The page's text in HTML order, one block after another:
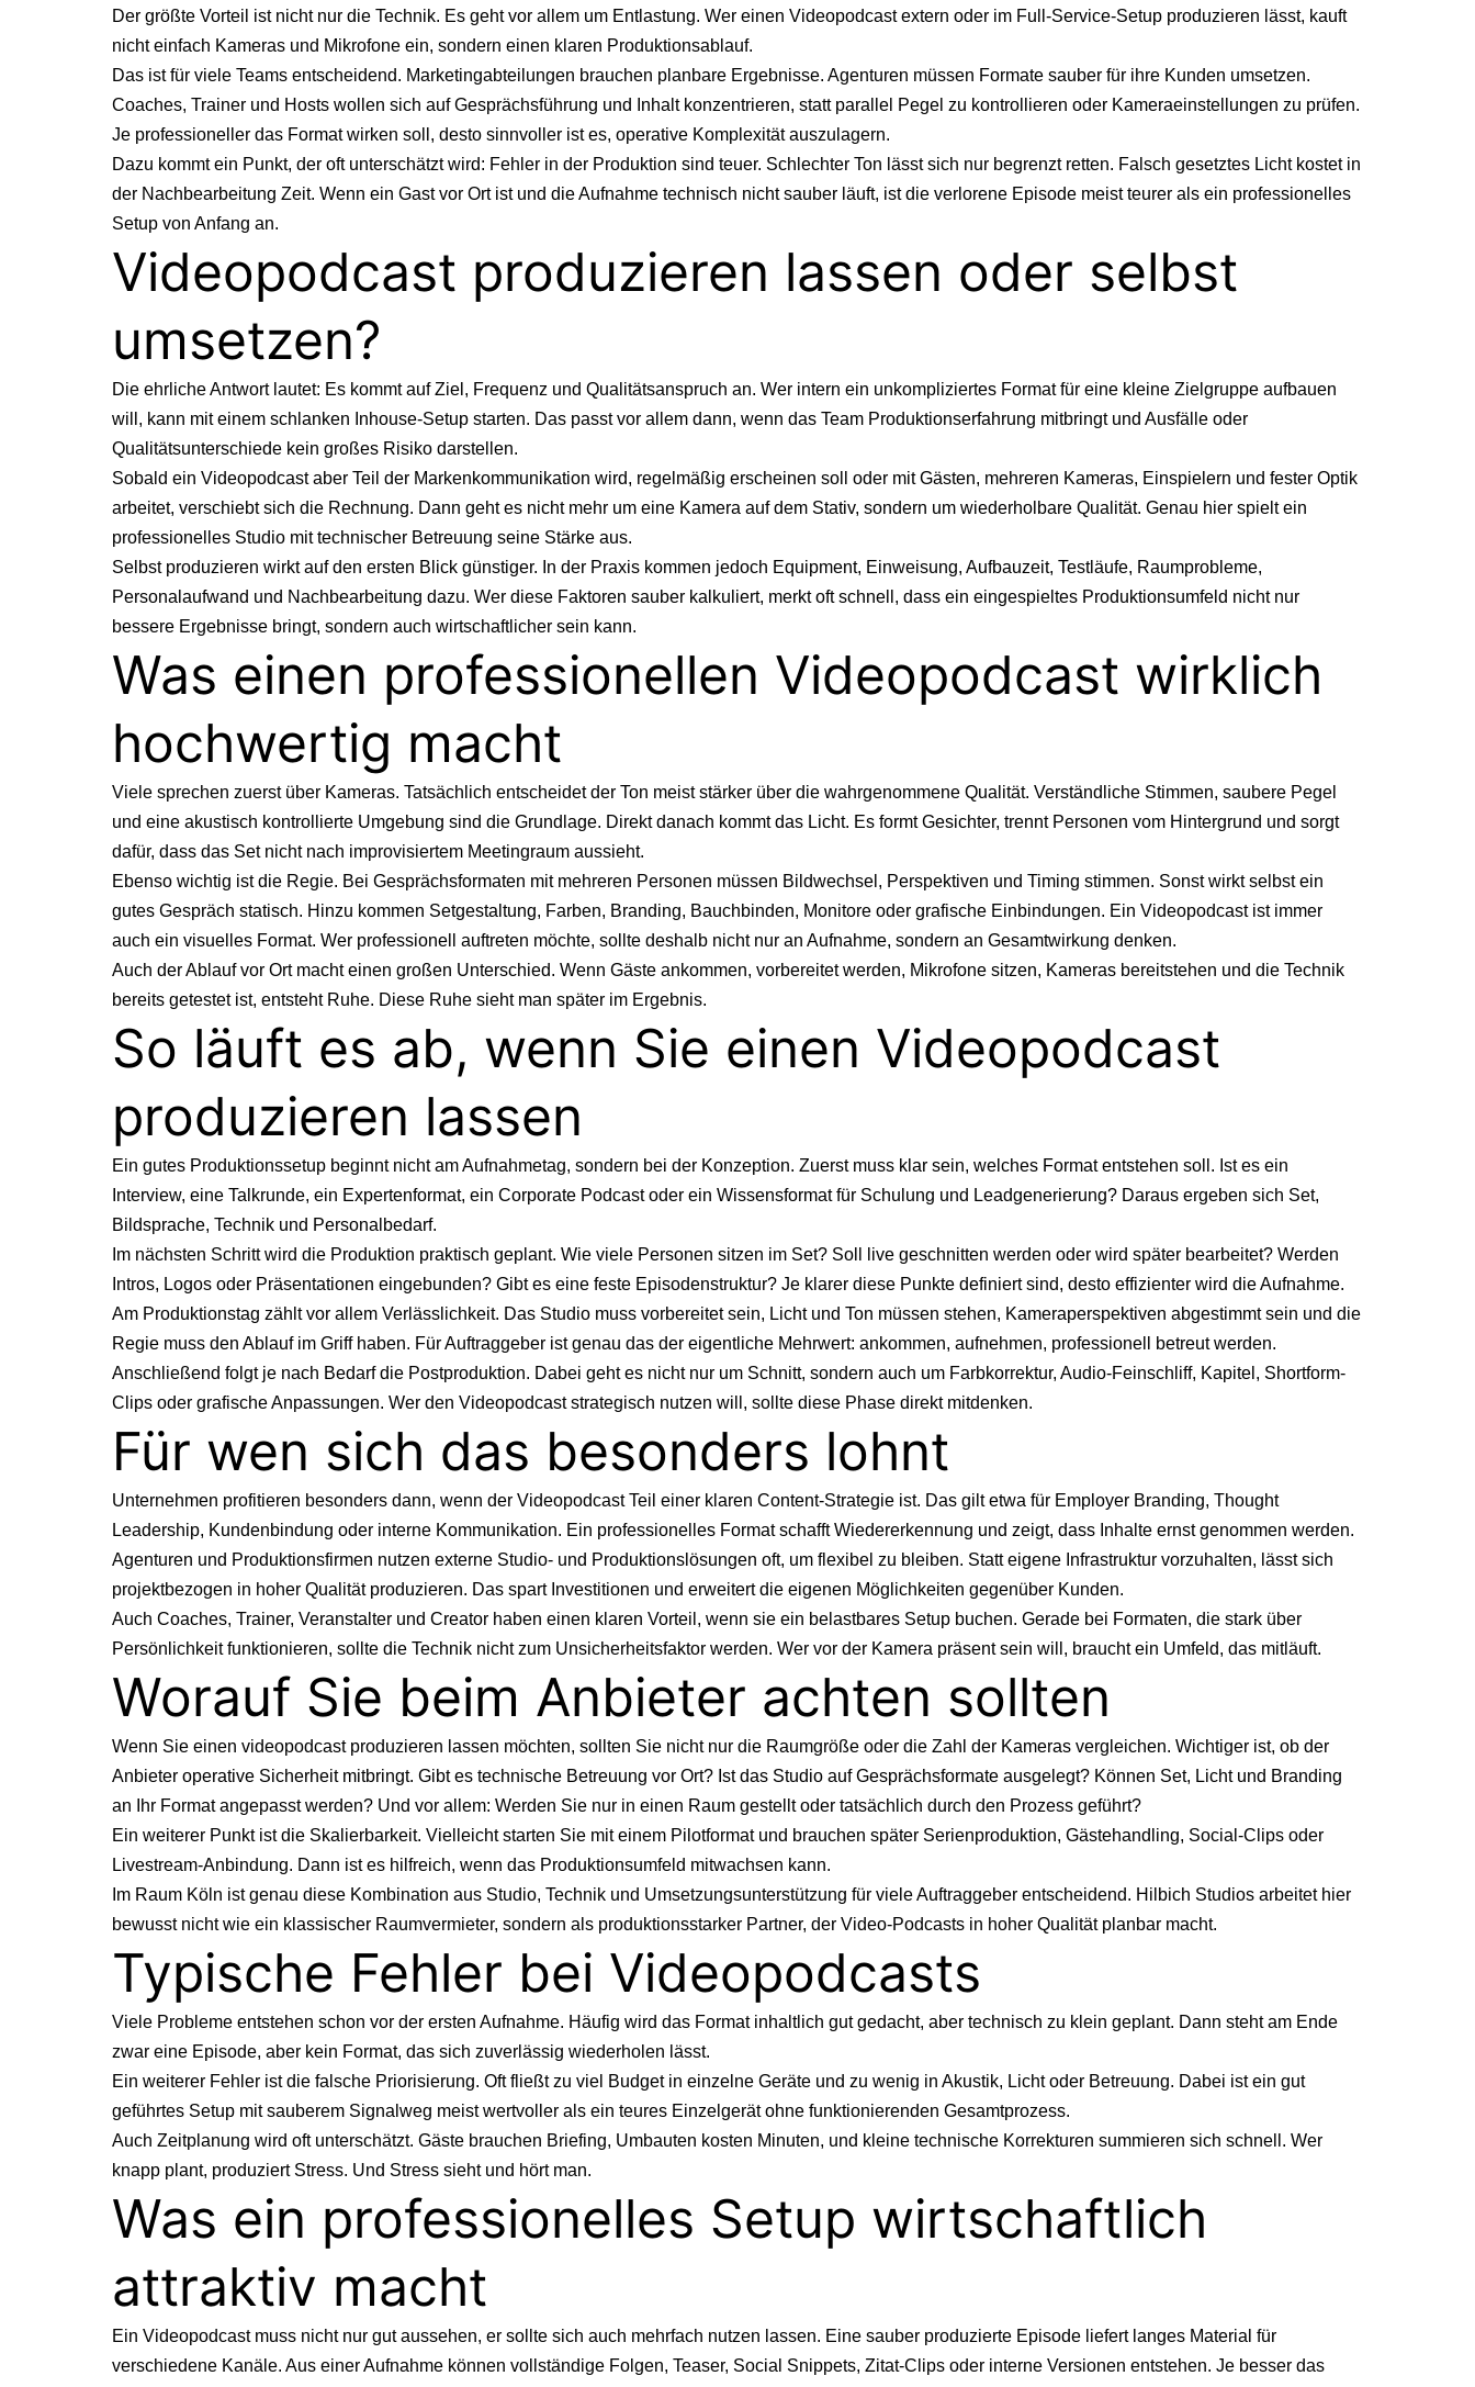
Der größte Vorteil ist nicht nur die Technik. Es geht vor allem um Entlastung. Wer einen Videopodcast extern oder im Full-Service-Setup produzieren lässt, kauft
nicht einfach Kameras und Mikrofone ein, sondern einen klaren Produktionsablauf.
Das ist für viele Teams entscheidend. Marketingabteilungen brauchen planbare Ergebnisse. Agenturen müssen Formate sauber für ihre Kunden umsetzen.
Coaches, Trainer und Hosts wollen sich auf Gesprächsführung und Inhalt konzentrieren, statt parallel Pegel zu kontrollieren oder Kameraeinstellungen zu prüfen.
Je professioneller das Format wirken soll, desto sinnvoller ist es, operative Komplexität auszulagern.
Dazu kommt ein Punkt, der oft unterschätzt wird: Fehler in der Produktion sind teuer. Schlechter Ton lässt sich nur begrenzt retten. Falsch gesetztes Licht kostet in
der Nachbearbeitung Zeit. Wenn ein Gast vor Ort ist und die Aufnahme technisch nicht sauber läuft, ist die verlorene Episode meist teurer als ein professionelles
Setup von Anfang an.
Videopodcast produzieren lassen oder selbst
umsetzen?
Die ehrliche Antwort lautet: Es kommt auf Ziel, Frequenz und Qualitätsanspruch an. Wer intern ein unkompliziertes Format für eine kleine Zielgruppe aufbauen
will, kann mit einem schlanken Inhouse-Setup starten. Das passt vor allem dann, wenn das Team Produktionserfahrung mitbringt und Ausfälle oder
Qualitätsunterschiede kein großes Risiko darstellen.
Sobald ein Videopodcast aber Teil der Markenkommunikation wird, regelmäßig erscheinen soll oder mit Gästen, mehreren Kameras, Einspielern und fester Optik
arbeitet, verschiebt sich die Rechnung. Dann geht es nicht mehr um eine Kamera auf dem Stativ, sondern um wiederholbare Qualität. Genau hier spielt ein
professionelles Studio mit technischer Betreuung seine Stärke aus.
Selbst produzieren wirkt auf den ersten Blick günstiger. In der Praxis kommen jedoch Equipment, Einweisung, Aufbauzeit, Testläufe, Raumprobleme,
Personalaufwand und Nachbearbeitung dazu. Wer diese Faktoren sauber kalkuliert, merkt oft schnell, dass ein eingespieltes Produktionsumfeld nicht nur
bessere Ergebnisse bringt, sondern auch wirtschaftlicher sein kann.
Was einen professionellen Videopodcast wirklich
hochwertig macht
Viele sprechen zuerst über Kameras. Tatsächlich entscheidet der Ton meist stärker über die wahrgenommene Qualität. Verständliche Stimmen, saubere Pegel
und eine akustisch kontrollierte Umgebung sind die Grundlage. Direkt danach kommt das Licht. Es formt Gesichter, trennt Personen vom Hintergrund und sorgt
dafür, dass das Set nicht nach improvisiertem Meetingraum aussieht.
Ebenso wichtig ist die Regie. Bei Gesprächsformaten mit mehreren Personen müssen Bildwechsel, Perspektiven und Timing stimmen. Sonst wirkt selbst ein
gutes Gespräch statisch. Hinzu kommen Setgestaltung, Farben, Branding, Bauchbinden, Monitore oder grafische Einbindungen. Ein Videopodcast ist immer
auch ein visuelles Format. Wer professionell auftreten möchte, sollte deshalb nicht nur an Aufnahme, sondern an Gesamtwirkung denken.
Auch der Ablauf vor Ort macht einen großen Unterschied. Wenn Gäste ankommen, vorbereitet werden, Mikrofone sitzen, Kameras bereitstehen und die Technik
bereits getestet ist, entsteht Ruhe. Diese Ruhe sieht man später im Ergebnis.
So läuft es ab, wenn Sie einen Videopodcast
produzieren lassen
Ein gutes Produktionssetup beginnt nicht am Aufnahmetag, sondern bei der Konzeption. Zuerst muss klar sein, welches Format entstehen soll. Ist es ein
Interview, eine Talkrunde, ein Expertenformat, ein Corporate Podcast oder ein Wissensformat für Schulung und Leadgenerierung? Daraus ergeben sich Set,
Bildsprache, Technik und Personalbedarf.
Im nächsten Schritt wird die Produktion praktisch geplant. Wie viele Personen sitzen im Set? Soll live geschnitten werden oder wird später bearbeitet? Werden
Intros, Logos oder Präsentationen eingebunden? Gibt es eine feste Episodenstruktur? Je klarer diese Punkte definiert sind, desto effizienter wird die Aufnahme.
Am Produktionstag zählt vor allem Verlässlichkeit. Das Studio muss vorbereitet sein, Licht und Ton müssen stehen, Kameraperspektiven abgestimmt sein und die
Regie muss den Ablauf im Griff haben. Für Auftraggeber ist genau das der eigentliche Mehrwert: ankommen, aufnehmen, professionell betreut werden.
Anschließend folgt je nach Bedarfdie Postproduktion. Dabei geht es nicht nur um Schnitt, sondern auch um Farbkorrektur, Audio-Feinschliff, Kapitel, Shortform-
Clips oder grafische Anpassungen. Wer den Videopodcast strategisch nutzen will, sollte diese Phase direkt mitdenken.
Für wen sich das besonders lohnt
Unternehmen profitieren besonders dann, wenn der Videopodcast Teil einer klaren Content-Strategie ist. Das gilt etwa für Employer Branding, Thought
Leadership, Kundenbindung oder interne Kommunikation. Ein professionelles Format schafft Wiedererkennung und zeigt, dass Inhalte ernst genommen werden.
Agenturen und Produktionsfirmen nutzen externe Studio- und Produktionslösungen oft, um flexibel zu bleiben. Statt eigene Infrastruktur vorzuhalten, lässt sich
projektbezogen in hoher Qualität produzieren. Das spart Investitionen und erweitert die eigenen Möglichkeiten gegenüber Kunden.
Auch Coaches, Trainer, Veranstalter und Creator haben einen klaren Vorteil, wenn sie ein belastbares Setup buchen. Gerade bei Formaten, die stark über
Persönlichkeit funktionieren, sollte die Technik nicht zum Unsicherheitsfaktor werden. Wer vor der Kamera präsent sein will, braucht ein Umfeld, das mitläuft.
Worauf Sie beim Anbieter achten sollten
Wenn Sie einen videopodcast produzieren lassen möchten, sollten Sie nicht nur die Raumgröße oder die Zahl der Kameras vergleichen. Wichtiger ist, ob der
Anbieter operative Sicherheit mitbringt. Gibt es technische Betreuung vor Ort? Ist das Studio auf Gesprächsformate ausgelegt? Können Set, Licht und Branding
an Ihr Format angepasst werden? Und vor allem: Werden Sie nur in einen Raum gestellt oder tatsächlich durch den Prozess geführt?
Ein weiterer Punkt ist die Skalierbarkeit. Vielleicht starten Sie mit einem Pilotformat und brauchen später Serienproduktion, Gästehandling, Social-Clips oder
Livestream-Anbindung. Dann ist es hilfreich, wenn das Produktionsumfeld mitwachsen kann.
Im Raum Köln ist genau diese Kombination aus Studio, Technik und Umsetzungsunterstützung für viele Auftraggeber entscheidend. Hilbich Studios arbeitet hier
bewusst nicht wie ein klassischer Raumvermieter, sondern als produktionsstarker Partner, der Video-Podcasts in hoher Qualität planbar macht.
Typische Fehler bei Videopodcasts
Viele Probleme entstehen schon vor der ersten Aufnahme. Häufig wird das Format inhaltlich gut gedacht, aber technisch zu klein geplant. Dann steht am Ende
zwar eine Episode, aber kein Format, das sich zuverlässig wiederholen lässt.
Ein weiterer Fehler ist die falsche Priorisierung. Oft fließt zu viel Budget in einzelne Geräte und zu wenig in Akustik, Licht oder Betreuung. Dabei ist ein gut
geführtes Setup mit sauberem Signalweg meist wertvoller als ein teures Einzelgerät ohne funktionierenden Gesamtprozess.
Auch Zeitplanung wird oft unterschätzt. Gäste brauchen Briefing, Umbauten kosten Minuten, und kleine technische Korrekturen summieren sich schnell. Wer
knapp plant, produziert Stress. Und Stress sieht und hört man.
Was ein professionelles Setup wirtschaftlich
attraktiv macht
Ein Videopodcast muss nicht nur gut aussehen, er sollte sich auch mehrfach nutzen lassen. Eine sauber produzierte Episode liefert langes Material für
verschiedene Kanäle. Aus einer Aufnahme können vollständige Folgen, Teaser, Social Snippets, Zitat-Clips oder interne Versionen entstehen. Je besser das